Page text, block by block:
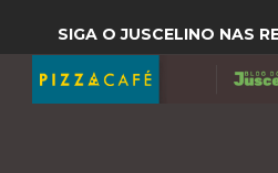
SIGA O JUSCELINO NAS